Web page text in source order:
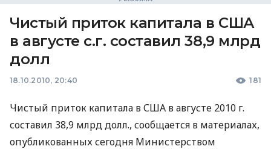
Чистый приток капитала в США
в августе с.г. составил 38,9 млрд
долл
18.10.2010, 20:40 181
Чистый приток капитала в США в августе 2010 г.
составил 38,9 млрд долл., сообщается в материалах,
опубликованных сегодня Министерством